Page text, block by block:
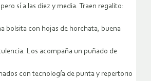
sí a las diez y media. Traen regalito:
bolsita con hojas de horchata, buena
Los acompaña un puñado de
con tecnología de punta y repertorio